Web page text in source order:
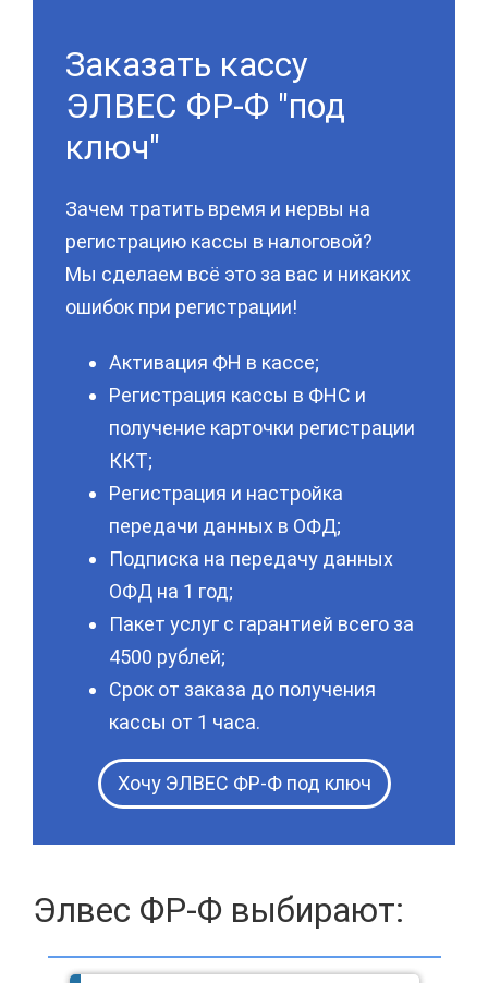
Заказать кассу
ЭЛВЕС ФР-Ф "под
ключ"
Зачем тратить время и нервы на
регистрацию кассы в налоговой?
Мы сделаем всё это за вас и никаких
ошибок при регистрации!
Активация ФН в кассе;
Регистрация кассы в ФНС и
получение карточки регистрации
ККТ;
Регистрация и настройка
передачи данных в ОФД;
Подписка на передачу данных
ОФД на 1 год;
Пакет услуг с гарантией всего за
4500 рублей;
Срок от заказа до получения
кассы от 1 часа.
Хочу ЭЛВЕС ФР-Ф под ключ
Элвес ФР-Ф выбирают: